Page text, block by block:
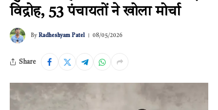
विद्रोह, 53 पंचायतों ने खोला मोर्चा
By Radheshyam Patel 08/05/2026
Share